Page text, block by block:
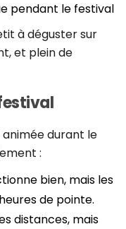
pendant le festival
à déguster sur
et plein de
animée durant le
:
bien, mais les
de pointe.
distances, mais